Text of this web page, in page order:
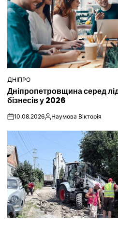
ОПУБЛІКУВАТИ
У
ДНІПРО
Дніпропетровщина серед
бізнесів у 2026
on10.08.2026Опубліковано
Наумова Вікторія